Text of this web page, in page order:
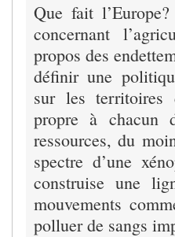
Que fait
concernant
propos des
définir une
sur les territoires
propre à chacun
ressources, du
spectre d’une
construise une
mouvements
polluer de sangs